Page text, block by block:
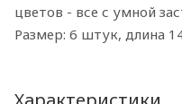
цветов - все с умной
Размер: 6 штук, длина